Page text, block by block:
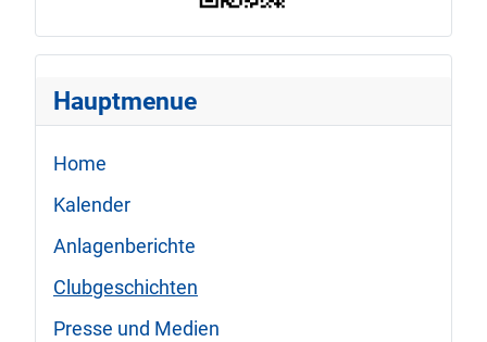
Hauptmenue
Home
Kalender
Anlagenberichte
Clubgeschichten
Presse und Medien